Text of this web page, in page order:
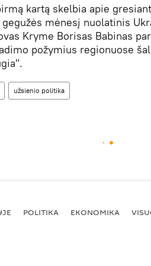
kartą skelbia apie
gegužės mėnesį nuolatinis
Kryme Borisas Babinas
požymius regionuose
užsienio politika
POLITIKA EKONOMIKA